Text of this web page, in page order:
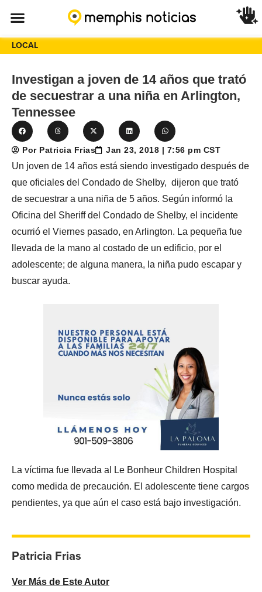
LOCAL
Investigan a joven de 14 años que trató
de secuestrar a una niña en Arlington,
Tennessee
Por Patricia Frias Jan 23, 2018 | 7:56 pm CST
Un joven de 14 años está siendo investigado después de
que oficiales del Condado de Shelby, dijeron que trató
de secuestrar a una niña de 5 años. Según informó la
Oficina del Sheriff del Condado de Shelby, el incidente
ocurrió el Viernes pasado, en Arlington. La pequeña fue
llevada de la mano al costado de un edificio, por el
adolescente; de alguna manera, la niña pudo escapar y
buscar ayuda.
La víctima fue llevada al Le Bonheur Children Hospital
como medida de precaución. El adolescente tiene cargos
pendientes, ya que aún el caso está bajo investigación.
Patricia Frias
Ver Más de Este Autor